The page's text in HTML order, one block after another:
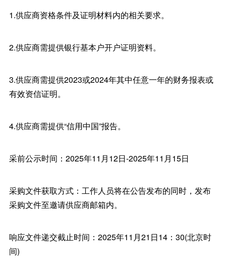
1.供应商资格条件及证明材料内的相关要求。
2.供应商需提供银行基本户开户证明资料。
3.供应商需提供2023或2024年其中任意一年的财务报表或
有效资信证明。
4.供应商需提供“信用中国”报告。
采前公示时间：2025年11月12日-2025年11月15日
采购文件获取方式：工作人员将在公告发布的同时，发布
采购文件至邀请供应商邮箱内。
响应文件递交截止时间：2025年11月21日14：30(北京时
间)